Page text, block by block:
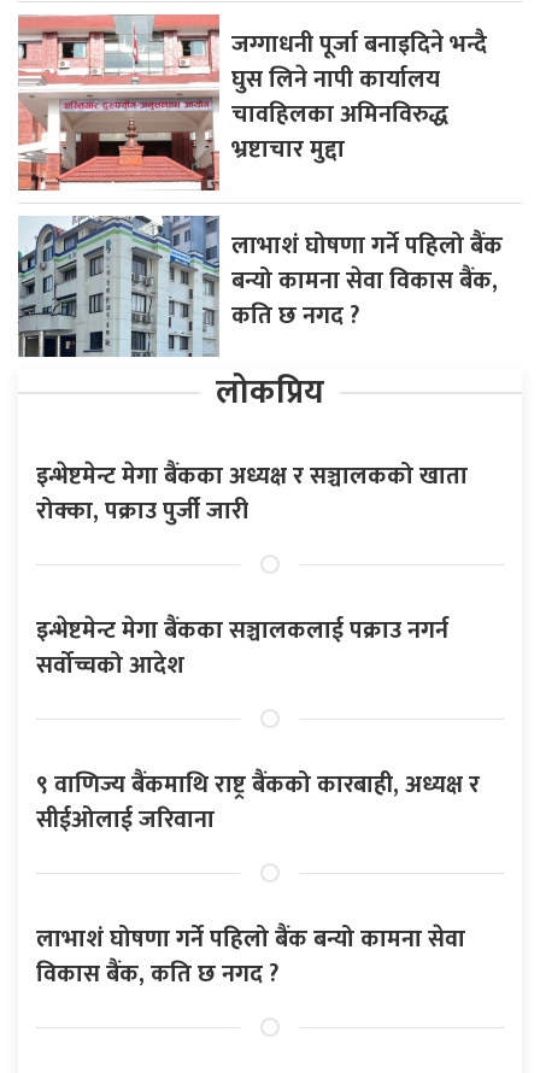
जग्गाधनी पूर्जा बनाइदिने भन्दै
घुस लिने नापी कार्यालय
चावहिलका अमिनविरुद्ध
भ्रष्टाचार मुद्दा
लाभाशं घोषणा गर्ने पहिलो बैंक
बन्यो कामना सेवा विकास बैंक,
कति छ नगद ?
लोकप्रिय
इन्भेष्टमेन्ट मेगा बैंकका अध्यक्ष र सञ्चालकको खाता
रोक्का, पक्राउ पुर्जी जारी
इन्भेष्टमेन्ट मेगा बैंकका सञ्चालकलाई पक्राउ नगर्न
सर्वोच्चको आदेश
९ वाणिज्य बैंकमाथि राष्ट्र बैंकको कारबाही, अध्यक्ष र
सीईओलाई जरिवाना
लाभाशं घोषणा गर्ने पहिलो बैंक बन्यो कामना सेवा
विकास बैंक, कति छ नगद ?